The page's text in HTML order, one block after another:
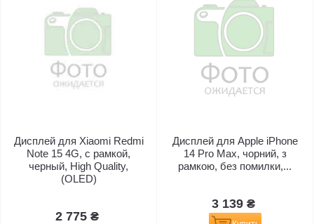
Дисплей для Xiaomi Redmi
Note 15 4G, с рамкой,
черный, High Quality,
(OLED)
2 775 ₴
Дисплей для Apple iPhone
14 Pro Max, чорний, з
рамкою, без помилки,...
3 139 ₴